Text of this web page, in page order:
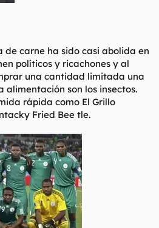
carne ha sido casi abolida en
políticos y ricachones y al
una cantidad limitada una
alimentación son los insectos.
rápida como El Grillo
Fried Bee tle.